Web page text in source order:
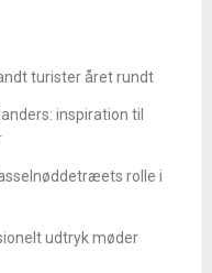
turister året rundt
inspiration til
rolle i
udtryk møder